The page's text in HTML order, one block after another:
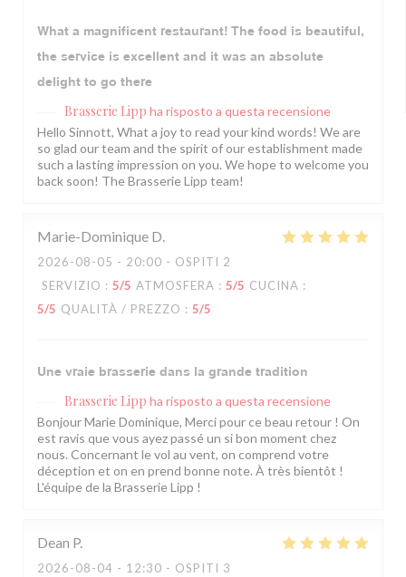
What a magnificent restaurant! The food is beautiful,
the service is excellent and it was an absolute
delight to go there
Brasserie Lipp ha risposto a questa recensione
Hello Sinnott, What a joy to read your kind words! We are
so glad our team and the spirit of our establishment made
such a lasting impression on you. We hope to welcome you
back soon! The Brasserie Lipp team!
Marie-Dominique D
2026-08-05 - 20:00 - OSPITI 2
SERVIZIO : 5/5 ATMOSFERA : 5/5 CUCINA :
5/5 QUALITÀ / PREZZO : 5/5
Une vraie brasserie dans la grande tradition
Brasserie Lipp ha risposto a questa recensione
Bonjour Marie Dominique, Merci pour ce beau retour ! On
est ravis que vous ayez passé un si bon moment chez
nous. Concernant le vol au vent, on comprend votre
déception et on en prend bonne note. À très bientôt !
L'équipe de la Brasserie Lipp !
Dean P
2026-08-04 - 12:30 - OSPITI 3